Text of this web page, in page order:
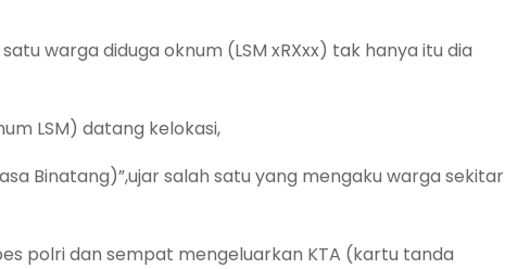
warga diduga oknum (LSM xRXxx) tak hanya itu dia
LSM) datang kelokasi,
Binatang)”,ujar salah satu yang mengaku warga sekitar
polri dan sempat mengeluarkan KTA (kartu tanda